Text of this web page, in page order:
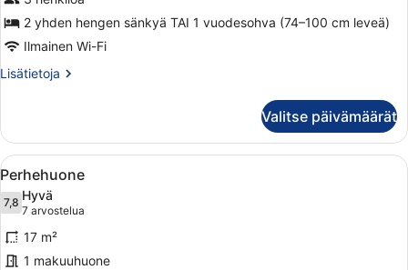
2 yhden hengen sänkyä TAI 1 vuodesohva (74–100 cm leveä)
Ilmainen Wi-Fi
Lisätietoja
Lisätietoja
Valitse päivämäärät
Avaa
kaikki
huonetyypin
Perhehuone
kuvat
Hotellihuone, jossa on sänky,
7
Perhehuone
7,87,8 kautta 10
Hyvä
7 arvostelua
(7
arvostelua)
17 m²
1 makuuhuone